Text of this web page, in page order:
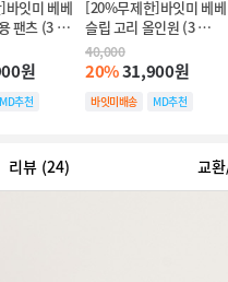
잇미 베베
팬츠 (3
원
MD추천
[20%무제한]바잇미 베베
슬립 고리 올인원 (3
colors)
40,000
20%31,900원
바잇미배송
MD추천
리뷰 (24) 교